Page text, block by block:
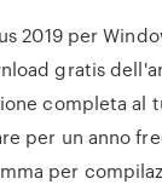
2019 per
gratis
completa al
per un anno
per